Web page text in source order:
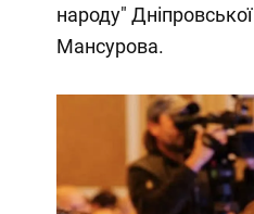
народу"
Мансурова.